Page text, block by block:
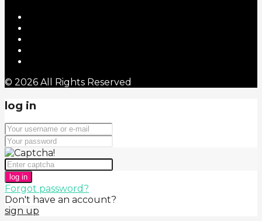
© 2026 All Rights Reserved
log in
log in
Forgot password?
Don't have an account?
sign up